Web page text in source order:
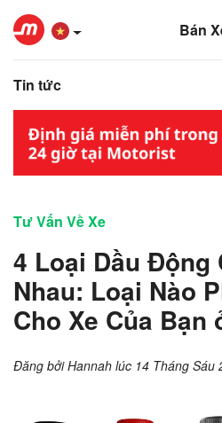
Bán
Tin tức
Tư Vấn Về Xe
4 Loại Dầu Động
Nhau: Loại Nào
Cho Xe Của Bạn
Đăng bởiHannah lúc 14 Tháng Sáu